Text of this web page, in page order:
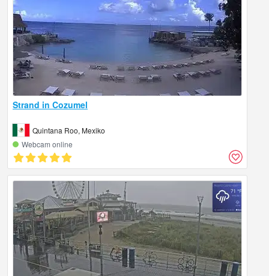
Strand in Cozumel
Quintana Roo, Mexiko
Webcam online